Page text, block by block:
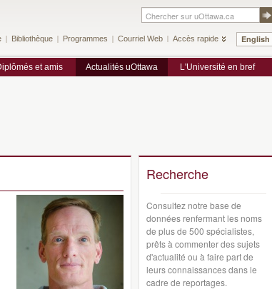
English
Bibliothèque Programmes Courriel Web Accès rapide
et amis Actualités uOttawa L'Université en bref
Recherche
Consultez notre base de
données renfermant les noms
de plus de 500 spécialistes,
prêts à commenter des sujets
d'actualité ou à faire part de
leurs connaissances dans le
cadre de reportages.